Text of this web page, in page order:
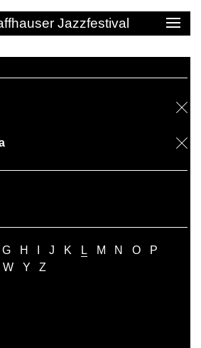
Jazzfestival
G H J K L M N O
P
W Y
Z